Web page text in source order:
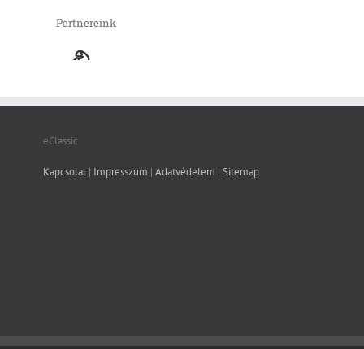
Partnereink
eClassic
Kapcsolat| Impresszum | Adatvédelem | Sitemap